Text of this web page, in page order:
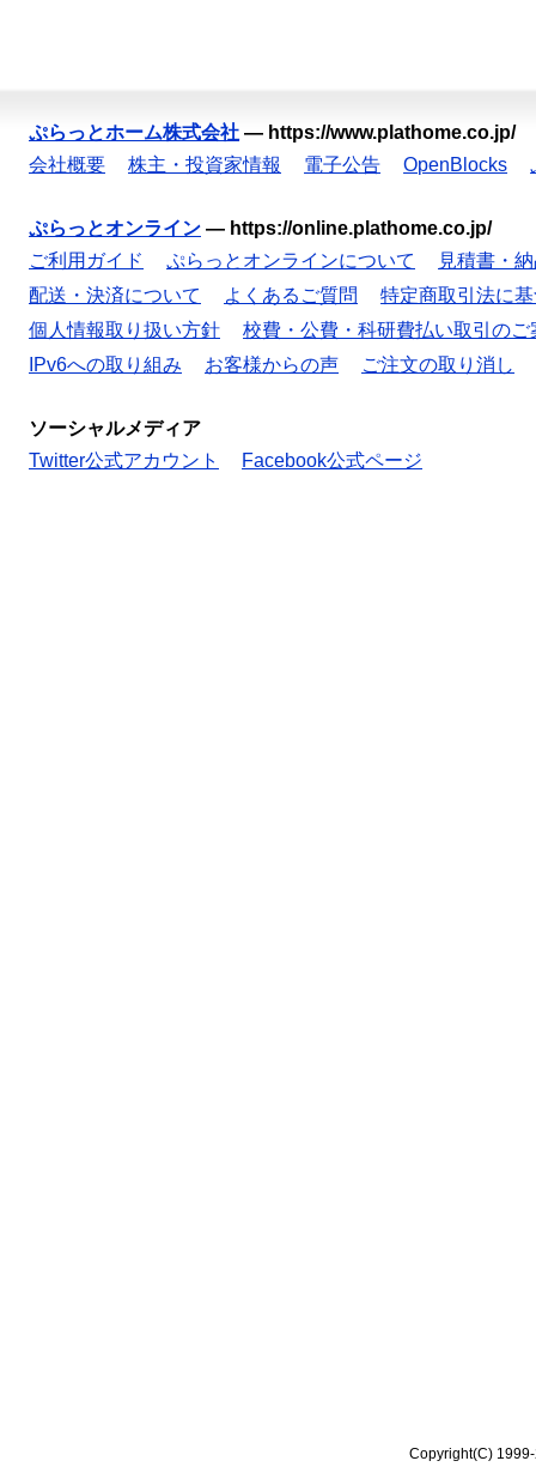
ぷらっとホーム株式会社 — https://www.plathome.co.jp/
会社概要
株主・投資家情報 電子公告 OpenBlocks
ぷらっとオンライン — https://online.plathome.co.jp/
ご利用ガイド
ぷらっとオンラインについて
見積書・
配送・決済について
よくあるご質問
特定商取引法に
個人情報取り扱い方針
校費・公費・科研費払い取引のご
IPv6への取り組み
お客様からの声 ご注文の取り消し
ソーシャルメディア
Twitter公式アカウント
Facebook公式ページ
Copyright(C)